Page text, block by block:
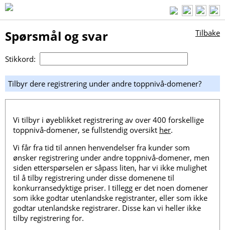
Spørsmål og svar Tilbake
Stikkord:
Tilbyr dere registrering under andre toppnivå-domener?
Vi tilbyr i øyeblikket registrering av over 400 forskellige
toppnivå-domener, se fullstendig oversikt her.
Vi får fra tid til annen henvendelser fra kunder som
ønsker registrering under andre toppnivå-domener, men
siden etterspørselen er såpass liten, har vi ikke mulighet
til å tilby registrering under disse domenene til
konkurransedyktige priser. I tillegg er det noen domener
som ikke godtar utenlandske registranter, eller som ikke
godtar utenlandske registrarer. Disse kan vi heller ikke
tilby registrering for.